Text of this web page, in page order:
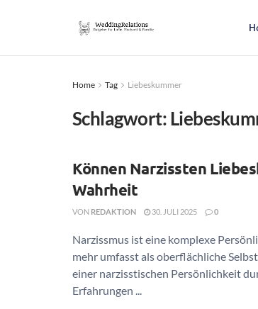
Home Tag Liebeskummer
Schlagwort:
Können Narzissten
Wahrheit
VON REDAKTION 30. JULI 2025 0
Narzissmus ist eine komplexe
mehr umfasst als oberflächliche
einer narzisstischen Persönlichkeit
Erfahrungen ...